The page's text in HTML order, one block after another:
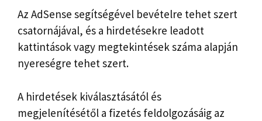
Az AdSense segítségével bevételre tehet szert
csatornájával, és a hirdetésekre leadott
kattintások vagy megtekintések száma alapján
nyereségre tehet szert.
A hirdetések kiválasztásától és
megjelenítésétől a fizetés feldolgozásáig az